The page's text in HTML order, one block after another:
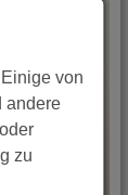
von
andere
zu